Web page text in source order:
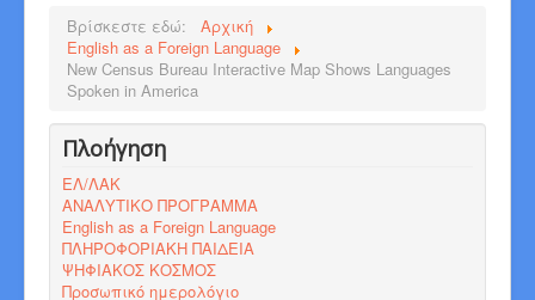
Βρίσκεστε εδώ:
Αρχική
English as a Foreign Language
New Census Bureau Interactive Map Shows Languages
Spoken in America
Πλοήγηση
ΕΛ/ΛΑΚ
ΑΝΑΛΥΤΙΚΟ ΠΡΟΓΡΑΜΜΑ
English as a Foreign Language
ΠΛΗΡΟΦΟΡΙΑΚΗ ΠΑΙΔΕΙΑ
ΨΗΦΙΑΚΟΣ ΚΟΣΜΟΣ
Προσωπικό ημερολόγιο